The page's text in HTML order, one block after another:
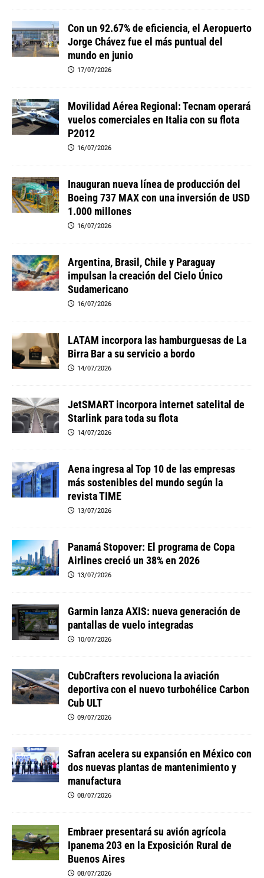
Con un 92.67% de eficiencia, el Aeropuerto
Jorge Chávez fue el más puntual del
mundo en junio
17/07/2026
Movilidad Aérea Regional: Tecnam operará
vuelos comerciales en Italia con su flota
P2012
16/07/2026
Inauguran nueva línea de producción del
Boeing 737 MAX con una inversión de USD
1.000 millones
16/07/2026
Argentina, Brasil, Chile y Paraguay
impulsan la creación del Cielo Único
Sudamericano
16/07/2026
LATAM incorpora las hamburguesas de La
Birra Bar a su servicio a bordo
14/07/2026
JetSMART incorpora internet satelital de
Starlink para toda su flota
14/07/2026
Aena ingresa al Top 10 de las empresas
más sostenibles del mundo según la
revista TIME
13/07/2026
Panamá Stopover: El programa de Copa
Airlines creció un 38% en 2026
13/07/2026
Garmin lanza AXIS: nueva generación de
pantallas de vuelo integradas
10/07/2026
CubCrafters revoluciona la aviación
deportiva con el nuevo turbohélice Carbon
Cub ULT
09/07/2026
Safran acelera su expansión en México con
dos nuevas plantas de mantenimiento y
manufactura
08/07/2026
Embraer presentará su avión agrícola
Ipanema 203 en la Exposición Rural de
Buenos Aires
08/07/2026